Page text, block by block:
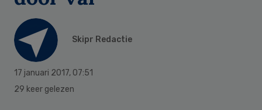
Skipr Redactie
17 januari 2017, 07:51
29 keer gelezen